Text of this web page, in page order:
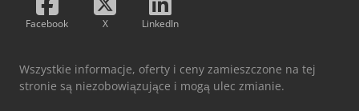
Facebook X LinkedIn
Wszystkie informacje, oferty i ceny zamieszczone na tej
stronie są niezobowiązujące i mogą ulec zmianie.